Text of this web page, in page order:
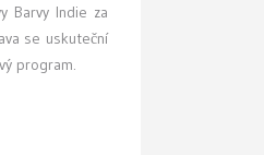
Barvy Indie za
se uskuteční
program.